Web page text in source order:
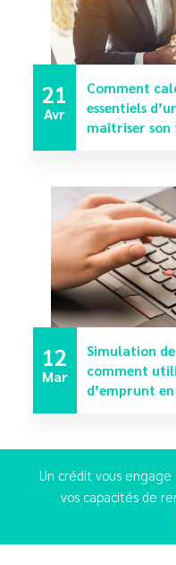
21
Avr
Comment
essentiels
maîtriser son
12
Mar
Simulation
comment
d’emprunt
Un crédit vous
vos capacités de